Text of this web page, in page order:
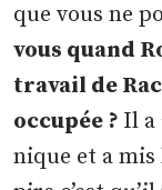
que vous ne
vous quand
travail de
occupée ? Il a
nique et a mis